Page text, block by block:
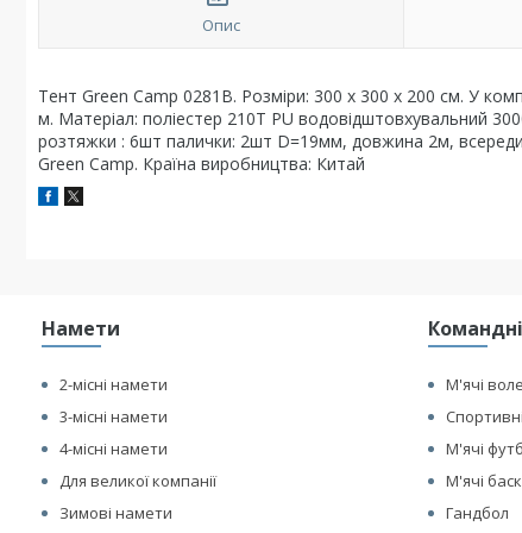
Опис
Тент Green Camp 0281B. Розміри: 300 х 300 х 200 см. У
м. Матеріал: поліестер 210T PU водовідштовхувальний
розтяжки : 6шт палички: 2шт D=19мм, довжина 2м,
Green Camp. Країна виробництва: Китай
Намети
2-місні намети
3-місні намети
4-місні намети
Для великої компанії
Зимові намети
М'ячі
М'ячі
М'ячі
Гандбол